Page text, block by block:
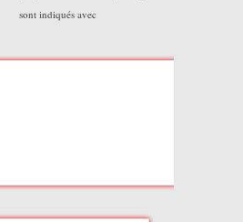
sont indiqués avec